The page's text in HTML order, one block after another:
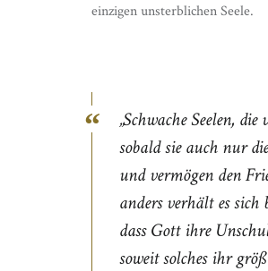
einzigen unsterblichen Seele.
„Schwache Seelen,
sobald sie auch nur
und vermögen den
anders verhält es sich
dass Gott ihre
soweit solches ihr